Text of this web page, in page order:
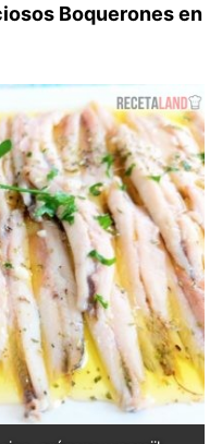
Boquerones en